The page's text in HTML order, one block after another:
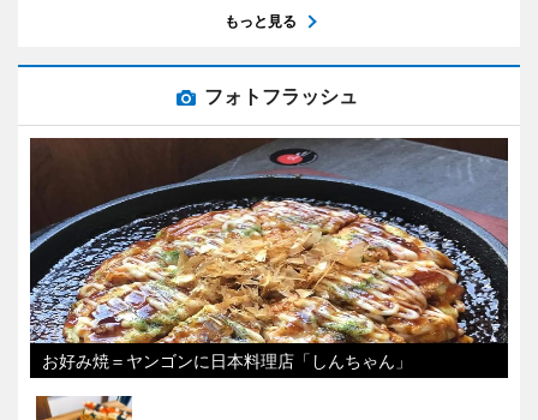
もっと見る
フォトフラッシュ
お好み焼＝ヤンゴンに日本料理店「しんちゃん」